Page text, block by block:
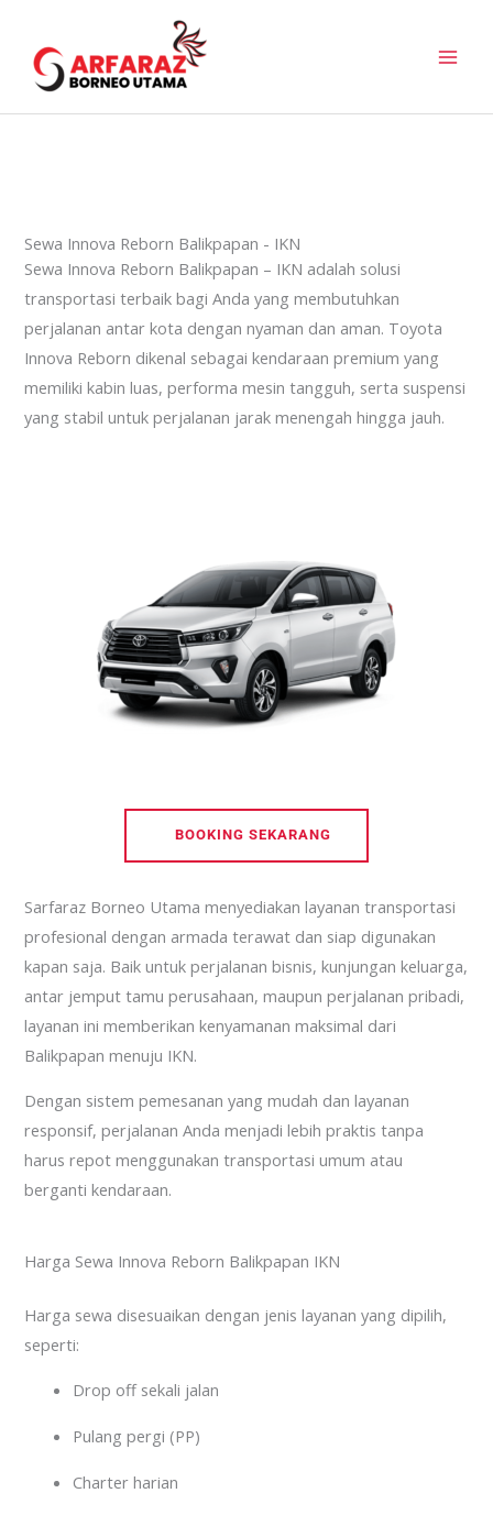
content
Sewa Innova Reborn Balikpapan - IKN
Sewa Innova Reborn Balikpapan – IKN adalah solusi
transportasi terbaik bagi Anda yang membutuhkan
perjalanan antar kota dengan nyaman dan aman. Toyota
Innova Reborn dikenal sebagai kendaraan premium yang
memiliki kabin luas, performa mesin tangguh, serta suspensi
yang stabil untuk perjalanan jarak menengah hingga jauh.
BOOKING SEKARANG
Sarfaraz Borneo Utama menyediakan layanan transportasi
profesional dengan armada terawat dan siap digunakan
kapan saja. Baik untuk perjalanan bisnis, kunjungan keluarga,
antar jemput tamu perusahaan, maupun perjalanan pribadi,
layanan ini memberikan kenyamanan maksimal dari
Balikpapan menuju IKN.
Dengan sistem pemesanan yang mudah dan layanan
responsif, perjalanan Anda menjadi lebih praktis tanpa
harus repot menggunakan transportasi umum atau
berganti kendaraan.
Harga Sewa Innova Reborn Balikpapan IKN
Harga sewa disesuaikan dengan jenis layanan yang dipilih,
seperti:
Drop off sekali jalan
Pulang pergi (PP)
Charter harian